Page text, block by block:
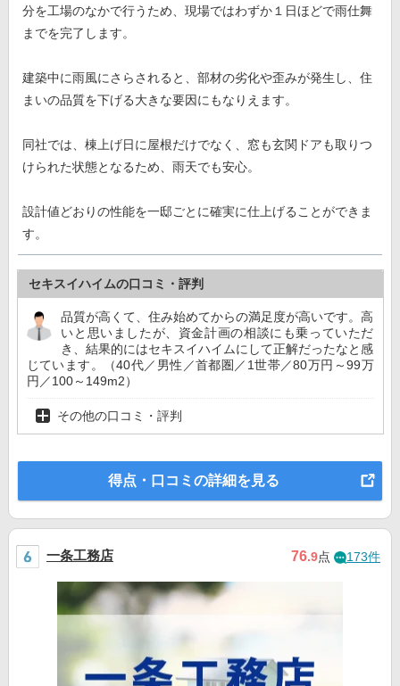
分を工場のなかで行うため、現場ではわずか１日ほどで雨仕舞
までを完了します。
建築中に雨風にさらされると、部材の劣化や歪みが発生し、住
まいの品質を下げる大きな要因にもなりえます。
同社では、棟上げ日に屋根だけでなく、窓も玄関ドアも取りつ
けられた状態となるため、雨天でも安心。
設計値どおりの性能を一邸ごとに確実に仕上げることができま
す。
セキスイハイムの口コミ・評判
品質が高くて、住み始めてからの満足度が高いです。高
いと思いましたが、資金計画の相談にも乗っていただ
き、結果的にはセキスイハイムにして正解だったなと感
じています。（40代／男性／首都圏／1世帯／80万円～99万
円／100～149m2）
その他の口コミ・評判
得点・口コミの詳細を見る
一条工務店 76.9点 173件